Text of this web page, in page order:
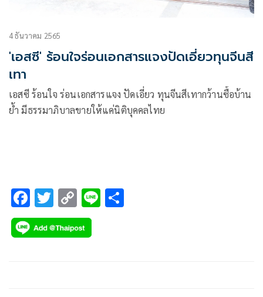
4 ธันวาคม 2565
'เอสซี' ร้อนใจร่อนเอกสารแจงปัดเอี่ยวทุนจีนสี
เทา
เอสซี ร้อนใจ ร่อนเอกสารแจง ปัดเอี่ยว ทุนจีนสีเทากว้านซื้อบ้าน
ย้ำ มีธรรมาภิบาลขายให้แค่นิติบุคคลไทย
F
ac
e
T
wi
tt
C
o
p
Li